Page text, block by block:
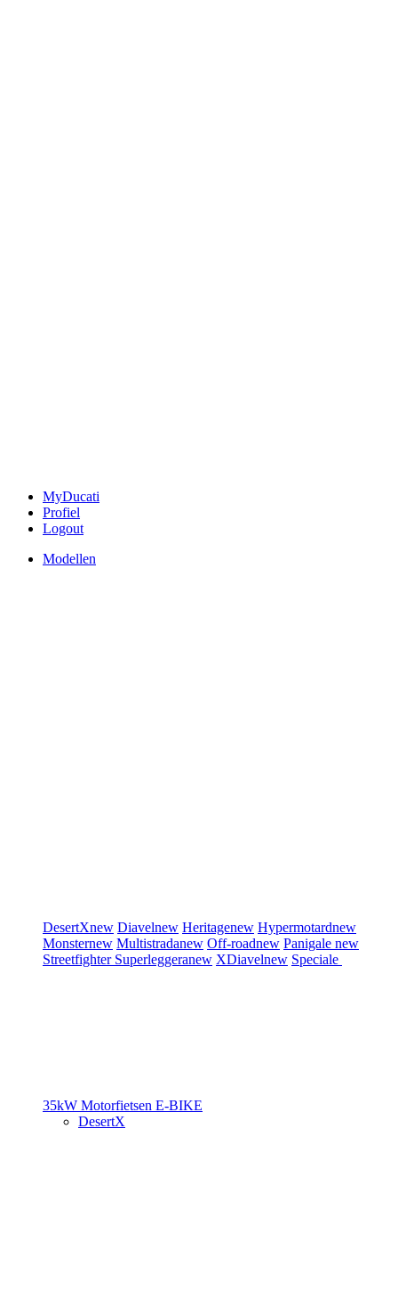
MyDucati
Profiel
Logout
Modellen
DesertXnew Diavelnew Heritagenew Hypermotardnew
Monsternew Multistradanew Off-roadnew Panigale new
Streetfighter Superleggeranew XDiavelnew Speciale
35kW Motorfietsen E-BIKE
DesertX